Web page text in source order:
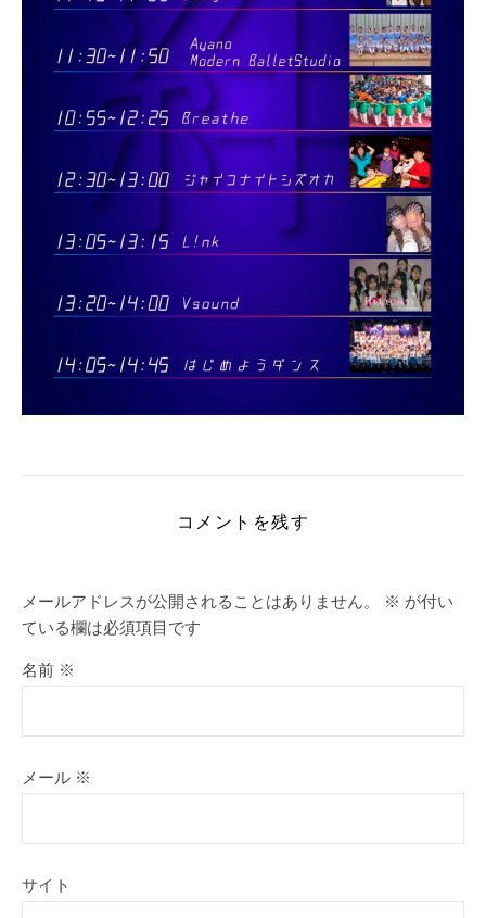
コメントを残す
メールアドレスが公開されることはありません。 ※ が付い
ている欄は必須項目です
名前 ※
メール ※
サイト